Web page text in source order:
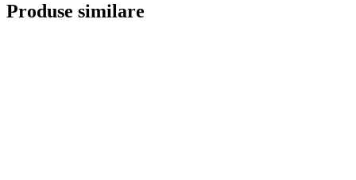
Produse similare